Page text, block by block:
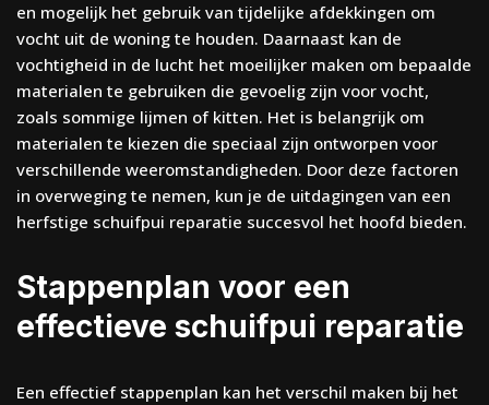
en mogelijk het gebruik van tijdelijke afdekkingen om
vocht uit de woning te houden. Daarnaast kan de
vochtigheid in de lucht het moeilijker maken om bepaalde
materialen te gebruiken die gevoelig zijn voor vocht,
zoals sommige lijmen of kitten. Het is belangrijk om
materialen te kiezen die speciaal zijn ontworpen voor
verschillende weeromstandigheden. Door deze factoren
in overweging te nemen, kun je de uitdagingen van een
herfstige schuifpui reparatie succesvol het hoofd bieden.
Stappenplan voor een
effectieve schuifpui reparatie
Een effectief stappenplan kan het verschil maken bij het